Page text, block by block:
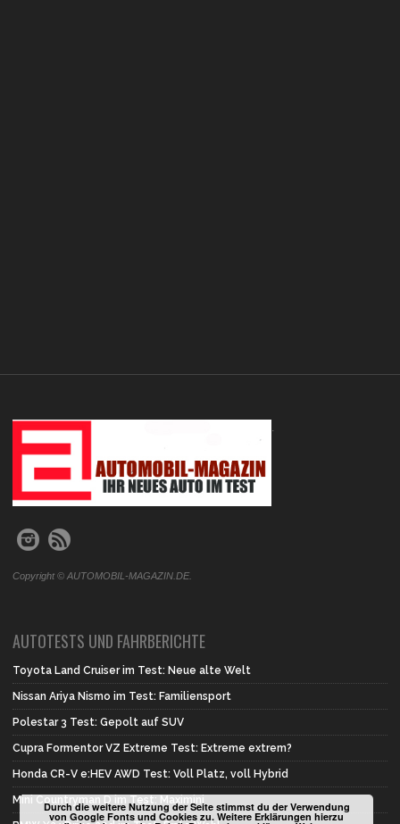
.
Copyright © AUTOMOBIL-MAGAZIN.DE.
AUTOTESTS UND FAHRBERICHTE
Toyota Land Cruiser im Test: Neue alte Welt
Nissan Ariya Nismo im Test: Familiensport
Polestar 3 Test: Gepolt auf SUV
Cupra Formentor VZ Extreme Test: Extreme extrem?
Honda CR-V e:HEV AWD Test: Voll Platz, voll Hybrid
Mini Countryman D im Test: Maximini
Durch die weitere Nutzung der Seite stimmst du der Verwendung
von Google Fonts und Cookies zu. Weitere Erklärungen hierzu